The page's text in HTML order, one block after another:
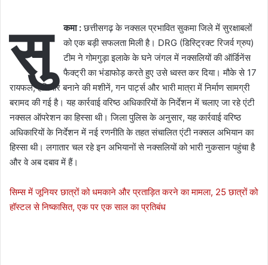
सु कमा :छत्तीसगढ़ के नक्सल प्रभावित सुकमा जिले में सुरक्षाबलों
को एक बड़ी सफलता मिली है। DRG (डिस्ट्रिक्ट रिजर्व ग्रुप)
टीम ने गोमगुड़ा इलाके के घने जंगल में नक्सलियों की ऑर्डिनेंस
फैक्ट्री का भंडाफोड़ करते हुए उसे ध्वस्त कर दिया। मौके से 17
रायफल, हथियार बनाने की मशीनें, गन पार्ट्स और भारी मात्रा में निर्माण सामग्री
बरामद की गई है। यह कार्रवाई वरिष्ठ अधिकारियों के निर्देशन में चलाए जा रहे एंटी
नक्सल ऑपरेशन का हिस्सा थी। जिला पुलिस के अनुसार, यह कार्रवाई वरिष्ठ
अधिकारियों के निर्देशन में नई रणनीति के तहत संचालित एंटी नक्सल अभियान का
हिस्सा थी। लगातार चल रहे इन अभियानों से नक्सलियों को भारी नुकसान पहुंचा है
और वे अब दबाव में हैं।
सिम्स में जूनियर छात्रों को धमकाने और प्रताड़ित करने का मामला, 25 छात्रों को
हॉस्टल से निष्कासित, एक पर एक साल का प्रतिबंध